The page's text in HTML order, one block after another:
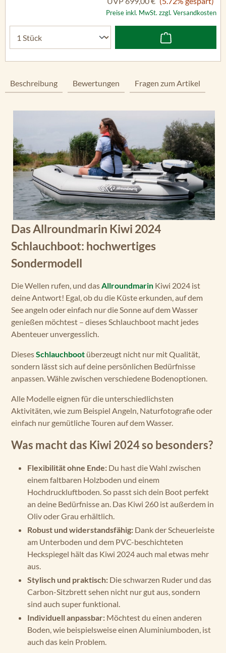
Preise inkl. MwSt. zzgl. Versandkosten
Beschreibung Bewertungen Fragen zum Artikel
Das Allroundmarin Kiwi 2024
Schlauchboot: hochwertiges
Sondermodell
Die Wellen rufen, und dasAllroundmarin Kiwi 2024 ist
deine Antwort! Egal, ob du die Küste erkunden, auf dem
See angeln oder einfach nur die Sonne auf dem Wasser
genießen möchtest – dieses Schlauchboot macht jedes
Abenteuer unvergesslich.
DiesesSchlauchboot überzeugt nicht nur mit Qualität,
sondern lässt sich auf deine persönlichen Bedürfnisse
anpassen. Wähle zwischen verschiedene Bodenoptionen.
Alle Modelle eignen für die unterschiedlichsten
Aktivitäten, wie zum Beispiel Angeln, Naturfotografie oder
einfach nur gemütliche Touren auf dem Wasser.
Was macht das Kiwi 2024 so besonders?
Flexibilität ohne Ende: Du hast die Wahl zwischen
einem faltbaren Holzboden und einem
Hochdruckluftboden. So passt sich dein Boot perfekt
an deine Bedürfnisse an. Das Kiwi 260 ist außerdem in
Oliv oder Grau erhältlich.
Robust und widerstandsfähig: Dank der Scheuerleiste
am Unterboden und dem PVC-beschichteten
Heckspiegel hält das Kiwi 2024 auch mal etwas mehr
aus.
Stylisch und praktisch: Die schwarzen Ruder und das
Carbon-Sitzbrett sehen nicht nur gut aus, sondern
sind auch super funktional.
Individuell anpassbar: Möchtest du einen anderen
Boden, wie beispielsweise einen Aluminiumboden, ist
auch das kein Problem.